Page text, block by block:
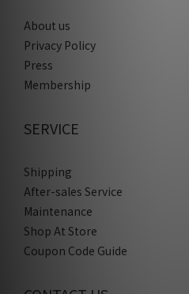
About us
Privacy Policy
Press
Membership
SERVICE
Shipping
After-sales Service
Maintenance
Shop At Store
Coupon Code Guide